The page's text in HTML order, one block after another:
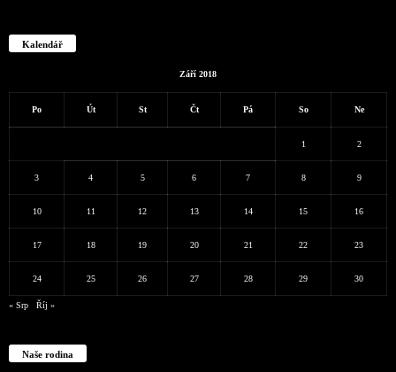
Kalendář
Září 2018
Po Út St Čt Pá So Ne
1 2
3 4 5 6 7 8 9
10 11 12 13 14 15 16
17 18 19 20 21 22 23
24 25 26 27 28 29 30
« Srp Říj »
Naše rodina